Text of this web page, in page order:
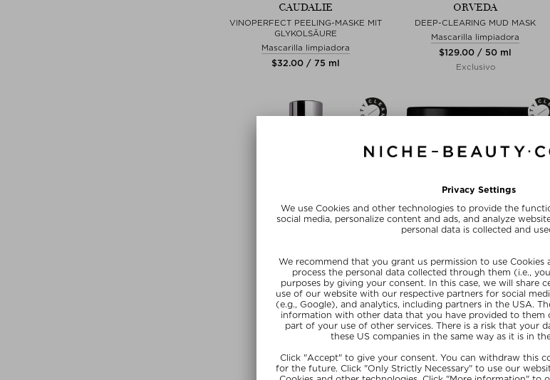
CAUDALIE
VINOPERFECT PEELING-MASKE MIT
GLYKOLSÄURE
Mascarilla limpiadora
$‌32.00 / 75 ml
ORVEDA
DEEP-CLEARING MUD MASK
Mascarilla limpiadora
$‌129.00 / 50 ml
Exclusivo
IGNAE
VOLCANIC CLAY MASK
Mascarilla limpiadora
$‌182.00 / 60 ml
Beauty Deal gratis
AESOP
CHAMOMILE CONCENTRATE ANTI-
BLEMISH MASQUE
Mascarilla limpiadora
$‌50.00 / 60 ml